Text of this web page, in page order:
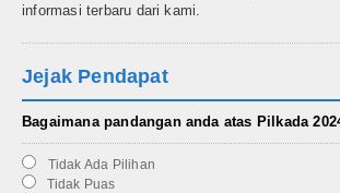
informasi terbaru dari kami.
Jejak Pendapat
Bagaimana pandangan anda atas Pilkada
Tidak Ada Pilihan
Tidak Puas